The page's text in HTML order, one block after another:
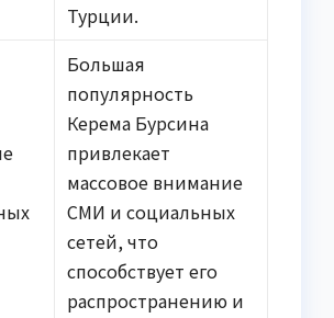
Турции.
Большая
популярность
Керема Бурсина
привлекает
массовое внимание
СМИ и социальных
сетей, что
способствует его
распространению и